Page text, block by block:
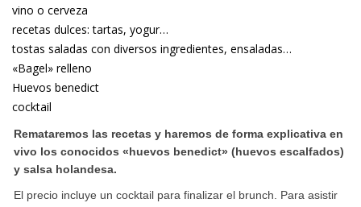
vino o cerveza
recetas dulces: tartas, yogur…
tostas saladas con diversos ingredientes, ensaladas…
«Bagel» relleno
Huevos benedict
cocktail
Remataremos las recetas y haremos de forma explicativa en
vivo los conocidos «huevos benedict» (huevos escalfados)
y salsa holandesa.
El precio incluye un cocktail para finalizar el brunch. Para asistir